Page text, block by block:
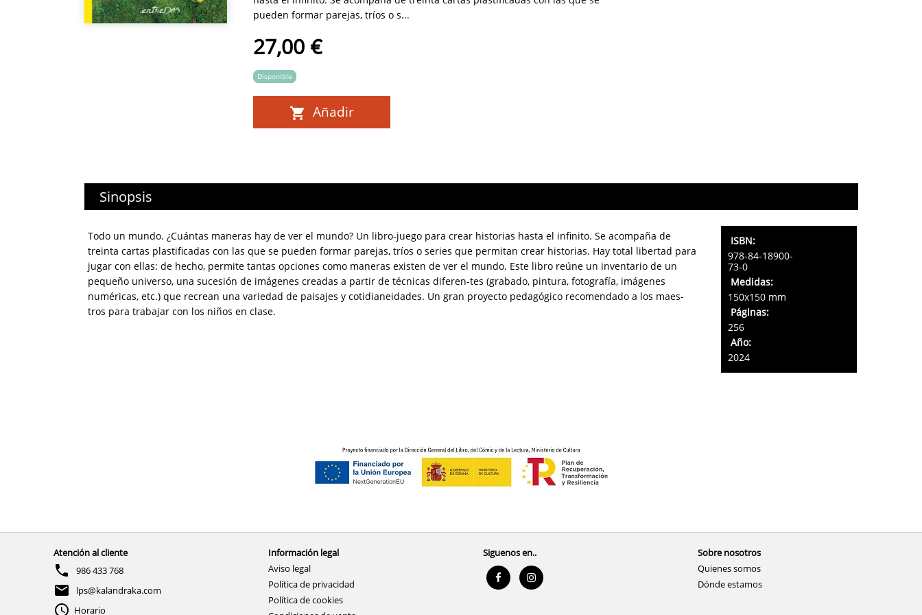
pueden formar parejas, tríos o s...
27,00 €
Disponible
Añadir
Sinopsis
Todo un mundo. ¿Cuántas maneras hay de ver el mundo? Un libro-juego para crear historias hasta el infinito. Se acompaña de
treinta cartas plastificadas con las que se pueden formar parejas, tríos o series que permitan crear historias. Hay total libertad para
jugar con ellas: de hecho, permite tantas opciones como maneras existen de ver el mundo. Este libro reúne un inventario de un
pequeño universo, una sucesión de imágenes creadas a partir de técnicas diferen-tes (grabado, pintura, fotografía, imágenes
numéricas, etc.) que recrean una variedad de paisajes y cotidianeidades. Un gran proyecto pedagógico recomendado a los maes-
tros para trabajar con los niños en clase.
ISBN:
978-84-18900-
73-0
Medidas:
150x150 mm
Páginas:
256
Año:
2024
Atención al cliente
986 433 768
lps@kalandraka.com
Horario
Información legal
Aviso legal
Política de privacidad
Política de cookies
Siguenos en..
Sobre nosotros
Quienes somos
Dónde estamos